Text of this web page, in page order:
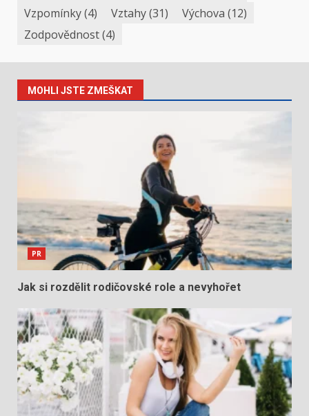
Vzpomínky(4) Vztahy(31) Výchova (12)
Zodpovědnost(4)
MOHLI JSTE ZMEŠKAT
PR
Jak si rozdělit rodičovské role a nevyhořet